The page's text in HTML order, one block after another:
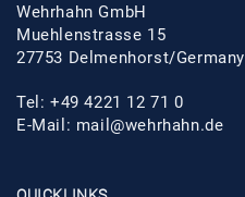
Wehrhahn GmbH
Muehlenstrasse 15
27753 Delmenhorst/Germany
Tel: +49 4221 12 71 0
E-Mail: mail@wehrhahn.de